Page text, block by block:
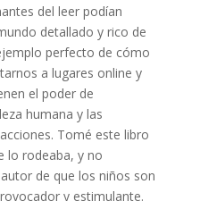
del leer podían
detallado y rico de
perfecto de cómo
a lugares online y
el poder de
humana y las
Tomé este libro
lo rodeaba, y no
de que los niños son
y estimulante.